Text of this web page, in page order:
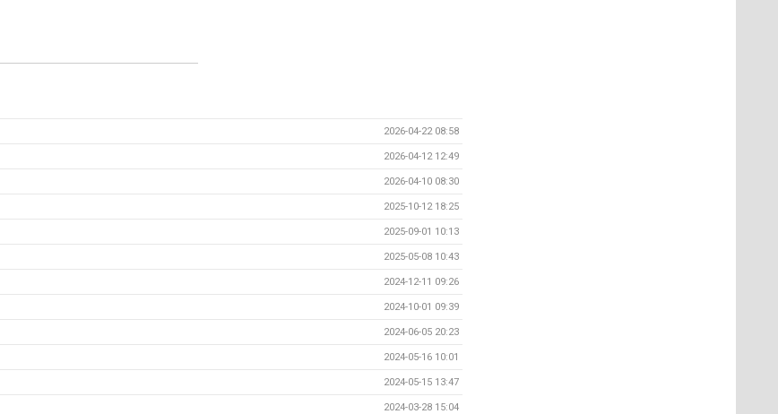
2026-04-22 08:58
2026-04-12 12:49
2026-04-10 08:30
2025-10-12 18:25
2025-09-01 10:13
2025-05-08 10:43
2024-12-11 09:26
2024-10-01 09:39
2024-06-05 20:23
2024-05-16 10:01
2024-05-15 13:47
2024-03-28 15:04